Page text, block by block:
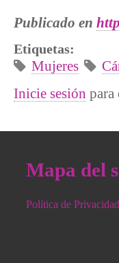
Publicado en
Etiquetas:
Mujeres
Inicie sesión para
Mapa del
Política de